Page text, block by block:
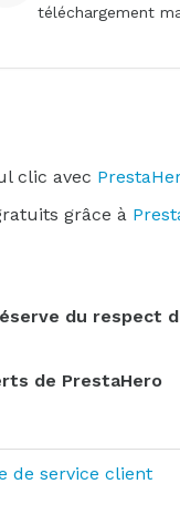
téléchargement
clic avec
grâce à
du respect
de PrestaHero
de service client